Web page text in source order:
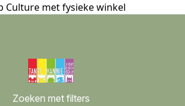
Culture met fysieke winkel
Zoeken met filters